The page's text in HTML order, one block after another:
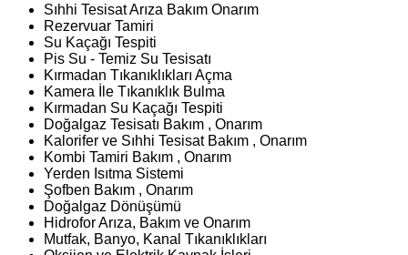
Sıhhi Tesisat Arıza Bakım Onarım
Rezervuar Tamiri
Su Kaçağı Tespiti
Pis Su - Temiz Su Tesisatı
Kırmadan Tıkanıklıkları Açma
Kamera İle Tıkanıklık Bulma
Kırmadan Su Kaçağı Tespiti
Doğalgaz Tesisatı Bakım , Onarım
Kalorifer ve Sıhhi Tesisat Bakım , Onarım
Kombi Tamiri Bakım , Onarım
Yerden Isıtma Sistemi
Şofben Bakım , Onarım
Doğalgaz Dönüşümü
Hidrofor Arıza, Bakım ve Onarım
Mutfak, Banyo, Kanal Tıkanıklıkları